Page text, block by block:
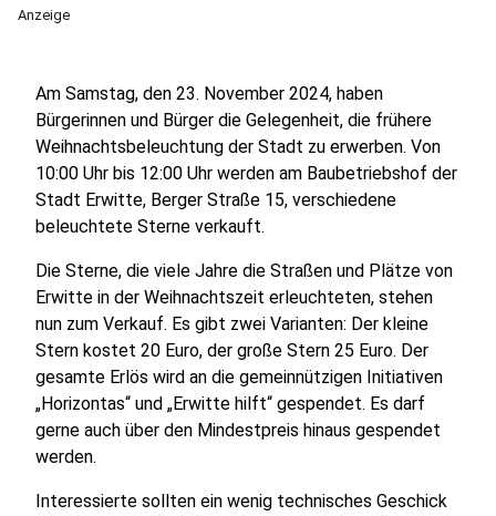
Anzeige
Am Samstag, den 23. November 2024, haben
Bürgerinnen und Bürger die Gelegenheit, die frühere
Weihnachtsbeleuchtung der Stadt zu erwerben. Von
10:00 Uhr bis 12:00 Uhr werden am Baubetriebshof der
Stadt Erwitte, Berger Straße 15, verschiedene
beleuchtete Sterne verkauft.
Die Sterne, die viele Jahre die Straßen und Plätze von
Erwitte in der Weihnachtszeit erleuchteten, stehen
nun zum Verkauf. Es gibt zwei Varianten: Der kleine
Stern kostet 20 Euro, der große Stern 25 Euro. Der
gesamte Erlös wird an die gemeinnützigen Initiativen
„Horizontas“ und „Erwitte hilft“ gespendet. Es darf
gerne auch über den Mindestpreis hinaus gespendet
werden.
Interessierte sollten ein wenig technisches Geschick